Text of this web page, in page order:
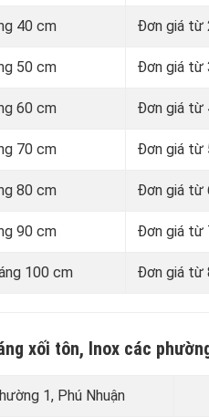
40 cm Đơn giá từ
50 cm Đơn giá từ
60 cm Đơn giá từ
70 cm Đơn giá từ
80 cm Đơn giá từ
90 cm Đơn giá từ
100 cm Đơn giá từ
xối tôn, Inox các
1, Phú Nhuận